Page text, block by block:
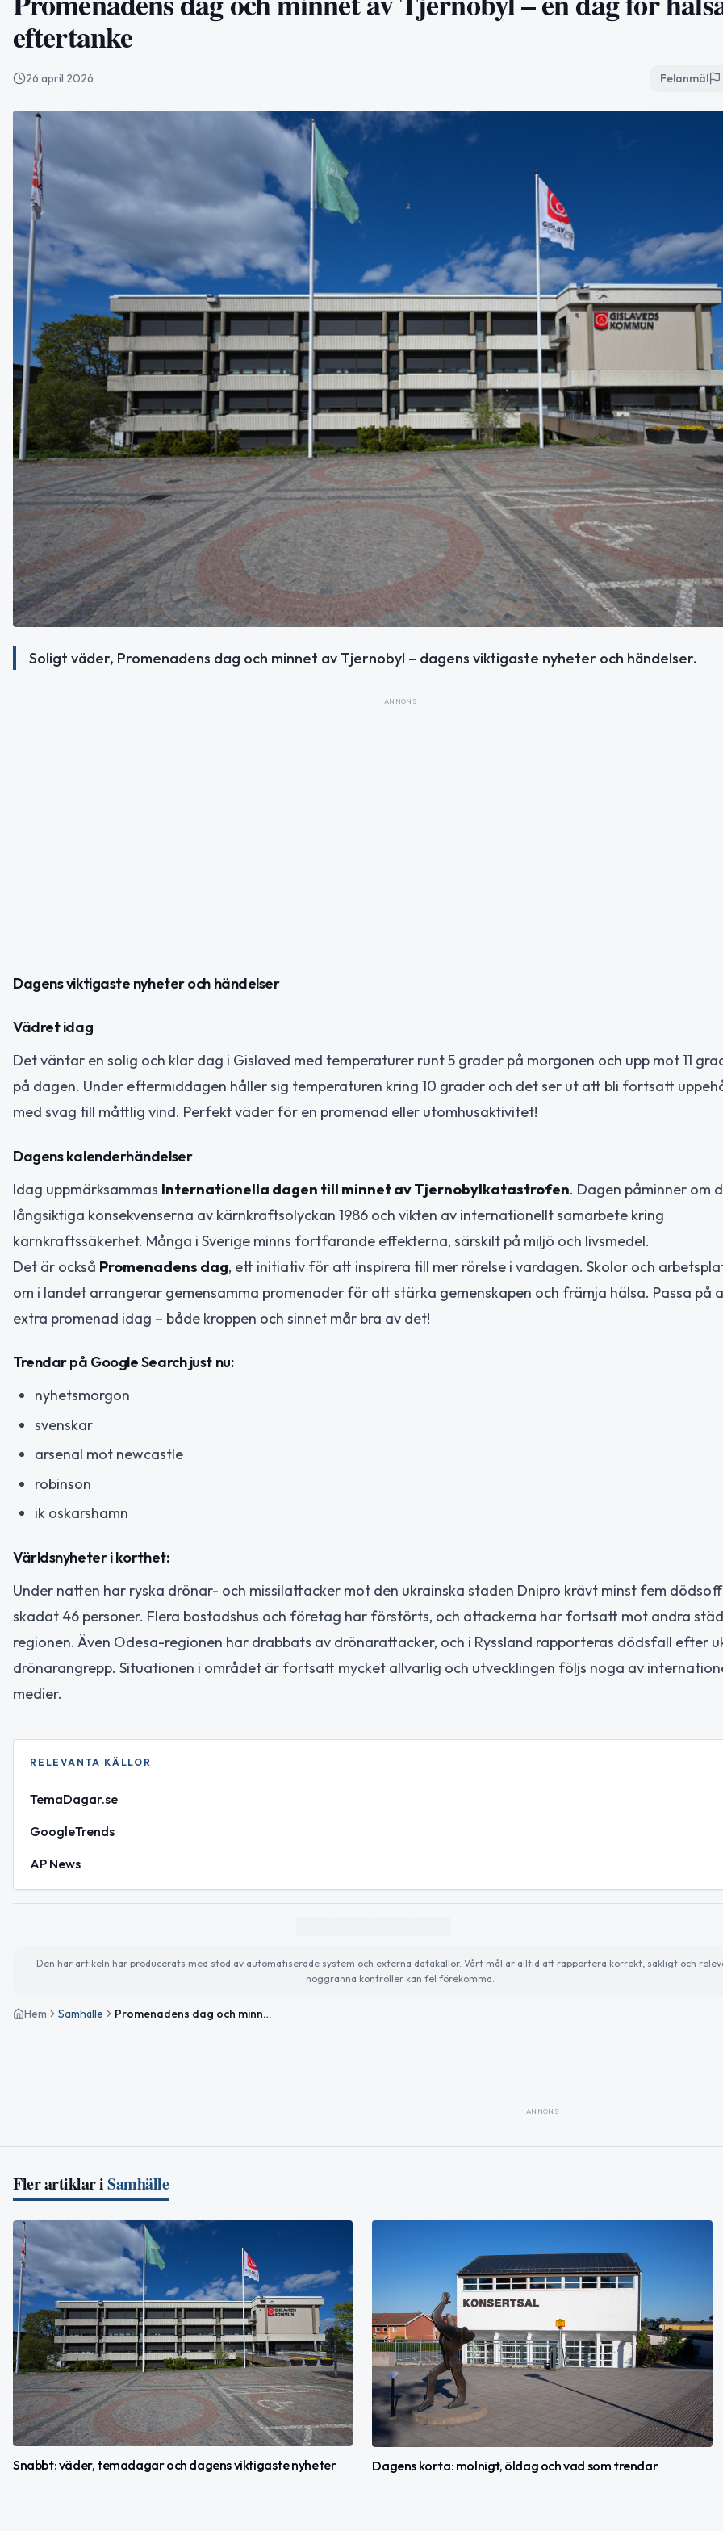
eftertanke
26 april 2026 Felanmäl
Soligt väder, Promenadens dag och minnet av Tjernobyl – dagens viktigaste nyheter och händelser.
ANNONS
Dagens viktigaste nyheter och händelser
Vädret idag
Det väntar en solig och klar dag i Gislaved med temperaturer runt 5 grader på morgonen och upp mot 11
på dagen. Under eftermiddagen håller sig temperaturen kring 10 grader och det ser ut att bli fortsatt
med svag till måttlig vind. Perfekt väder för en promenad eller utomhusaktivitet!
Dagens kalenderhändelser
Idag uppmärksammas Internationella dagen till minnet av Tjernobylkatastrofen. Dagen påminner om
långsiktiga konsekvenserna av kärnkraftsolyckan 1986 och vikten av internationellt samarbete kring
kärnkraftssäkerhet. Många i Sverige minns fortfarande effekterna, särskilt på miljö och livsmedel.
Det är också Promenadens dag, ett initiativ för att inspirera till mer rörelse i vardagen. Skolor och
om i landet arrangerar gemensamma promenader för att stärka gemenskapen och främja hälsa. Passa på
extra promenad idag – både kroppen och sinnet mår bra av det!
Trendar på Google Search just nu:
nyhetsmorgon
svenskar
arsenal mot newcastle
robinson
ik oskarshamn
Världsnyheter i korthet:
Under natten har ryska drönar- och missilattacker mot den ukrainska staden Dnipro krävt minst fem
skadat 46 personer. Flera bostadshus och företag har förstörts, och attackerna har fortsatt mot andra
regionen. Även Odesa-regionen har drabbats av drönarattacker, och i Ryssland rapporteras dödsfall efter
drönarangrepp. Situationen i området är fortsatt mycket allvarlig och utvecklingen följs noga av
medier.
RELEVANTA KÄLLOR
TemaDagar.se
GoogleTrends
AP News
Den här artikeln har producerats med stöd av automatiserade system och externa datakällor. Vårt mål är alltid att rapportera korrekt, sakligt och
noggranna kontroller kan fel förekomma.
Hem Samhälle Promenadens dag och minnet av Tjernobyl – en dag för hälsa och eftertanke
ANNONS
Fler artiklar iSamhälle
Snabbt: väder, temadagar och dagens viktigaste nyheter Dagens korta: molnigt, öldag och vad som trendar